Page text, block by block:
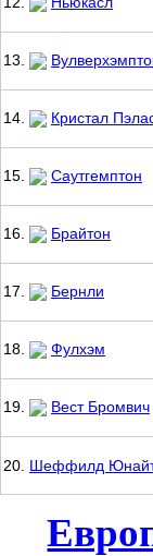
13.
14. Кристал
15. Саутгемптон
16. Брайтон
17. Бернли
18. Фулхэм
19. Вест Бромвич
20. Шеффилд